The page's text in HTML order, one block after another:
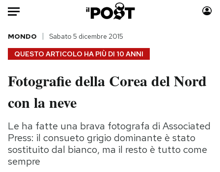
Auto
HOME
Italia
Politica
Tecnologia
Internet
Scienza
Cultura
Moda
Storie/Idee
Ok Boomer!
Media
QUESTO ARTICOLO HA PIÙ DI 10 ANNI
MONDO Sabato 5 dicembre 2015
Fotografie della Corea del Nord
con la neve
Le ha fatte una brava fotografa di Associated
Press: il consueto grigio dominante è stato
sostituito dal bianco, ma il resto è tutto come
sempre